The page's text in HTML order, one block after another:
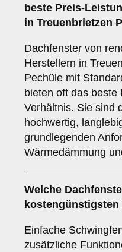
beste Preis-
in Treuenbrietzen
Dachfenster von
Herstellern in
Pechüle mit
bieten oft das beste
Verhältnis. Sie sind
hochwertig,
grundlegenden
Wärmedämmung
Welche
kostengünstigsten
Einfache
zusätzliche